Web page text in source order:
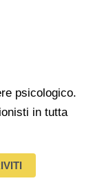
psicologico.
in tutta